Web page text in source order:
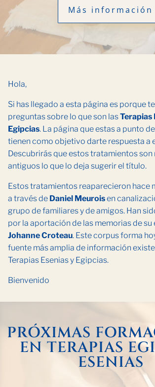
Más información
Hola,
Si has llegado a esta página es porque
preguntas sobre lo que son lasTerapias
Egipcias. La página que estas a punto
tienen como objetivo darte respuesta a
Descubrirás que estos tratamientos son
antiguos lo que lo deja sugerir el título.
Estos tratamientos reaparecieron hace
a través de Daniel Meuroisen
grupo de familiares y de amigos. Han
por la aportación de las memorias de su
Johanne Croteau. Este corpus forma
fuente más amplia de información
Terapias Esenias y Egipcias.
Bienvenido
PRÓXIMAS
EN TERAPIAS
ESENIAS